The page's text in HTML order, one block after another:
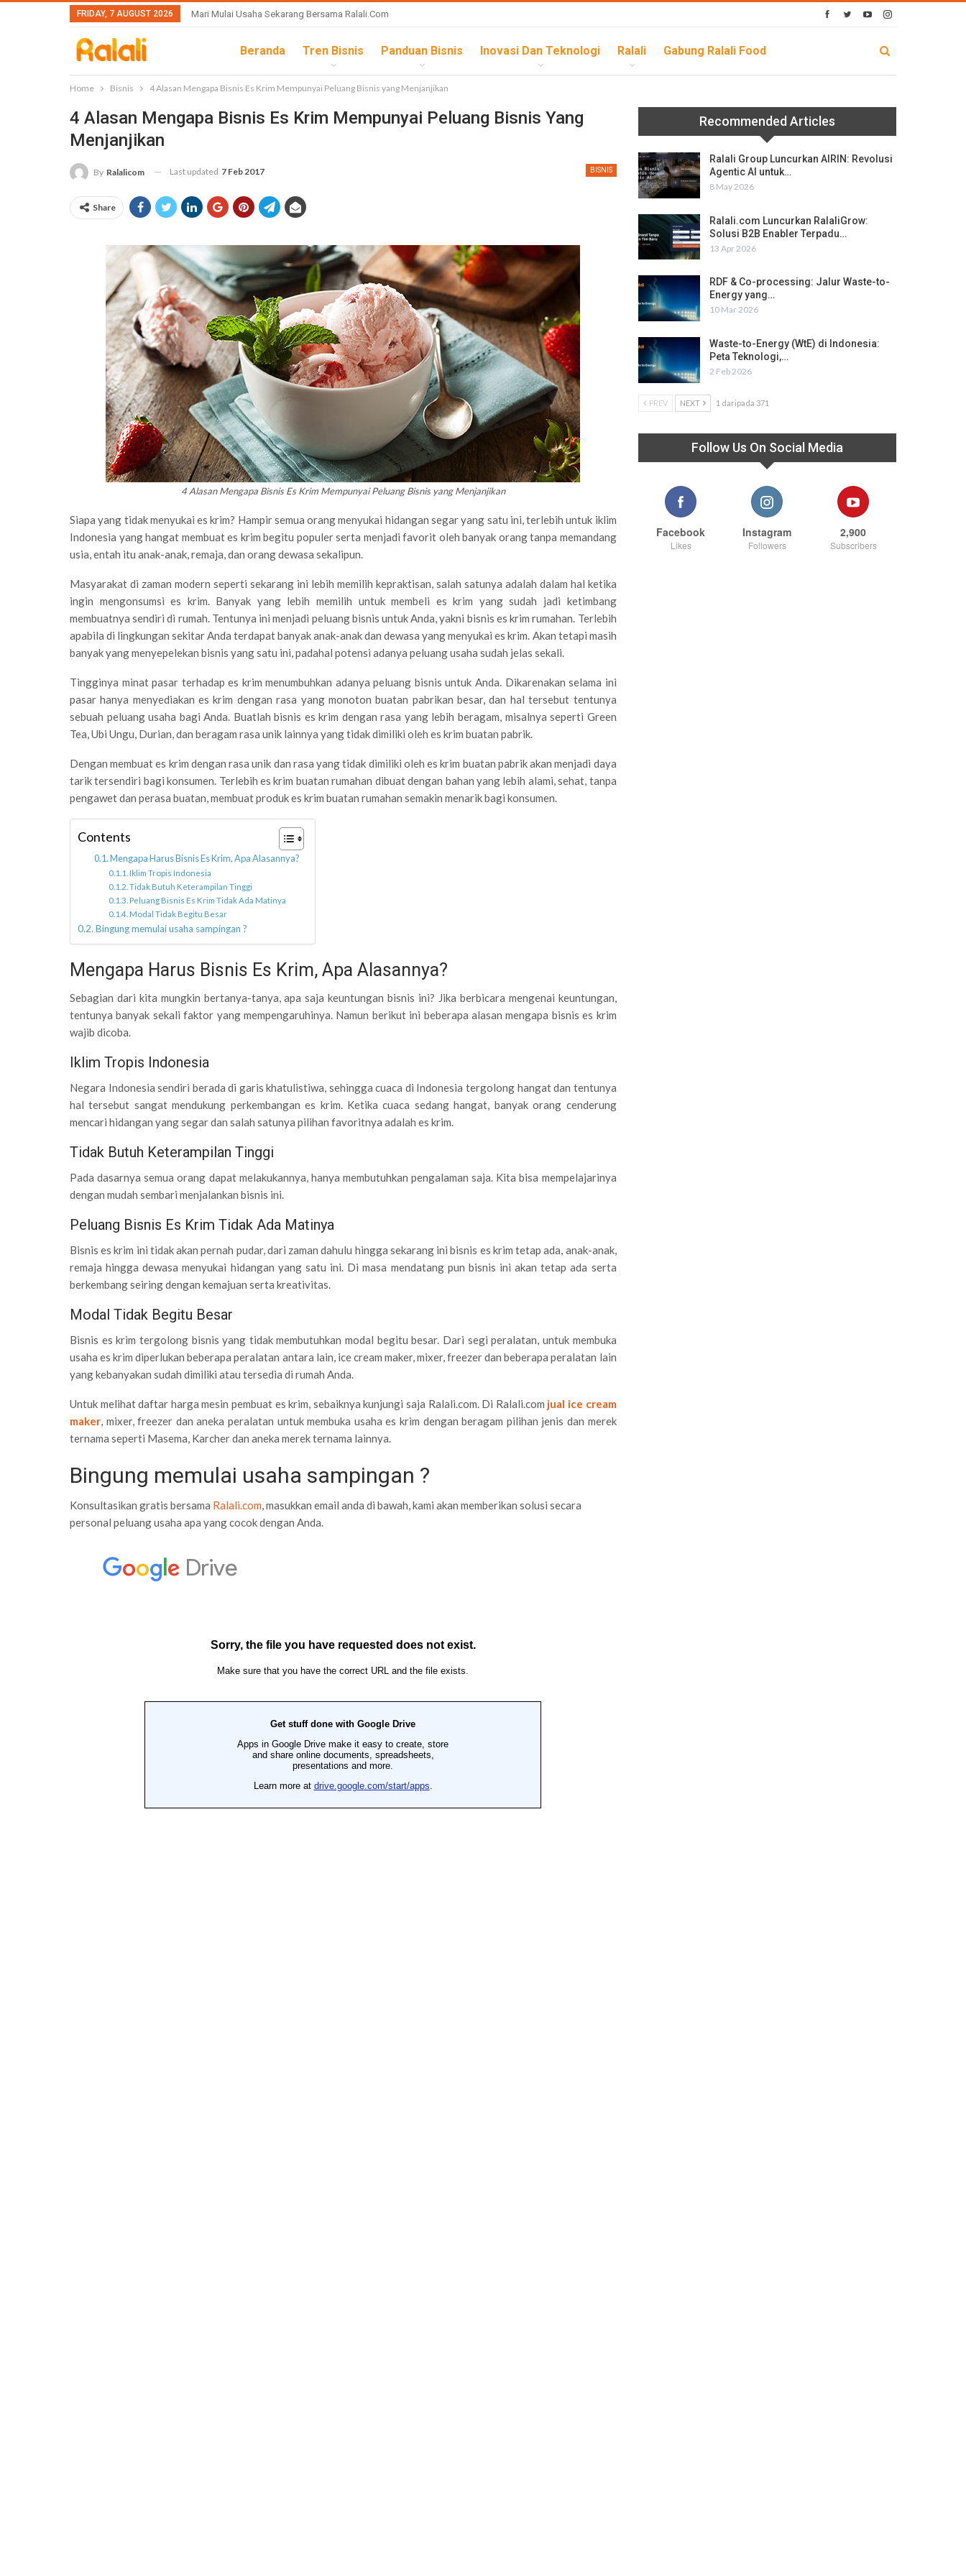
FRIDAY, 7 AUGUST 2026 Mari Mulai Usaha Sekarang Bersama Ralali.com
Beranda Tren Bisnis Panduan Bisnis Inovasi Dan Teknologi Ralali Gabung Ralali Food
Home Bisnis 4 Alasan Mengapa Bisnis Es Krim Mempunyai Peluang Bisnis yang Menjanjikan
4 Alasan Mengapa Bisnis Es Krim Mempunyai Peluang Bisnis Yang
Menjanjikan
BISNIS
By Ralalicom Last updated 7 Feb 2017
Share
4 Alasan Mengapa Bisnis Es Krim Mempunyai Peluang Bisnis yang Menjanjikan
Siapa yang tidak menyukai es krim? Hampir semua orang menyukai hidangan segar yang satu ini, terlebih untuk iklim
Indonesia yang hangat membuat es krim begitu populer serta menjadi favorit oleh banyak orang tanpa memandang
usia, entah itu anak-anak, remaja, dan orang dewasa sekalipun.
Masyarakat di zaman modern seperti sekarang ini lebih memilih kepraktisan, salah satunya adalah dalam hal ketika
ingin mengonsumsi es krim. Banyak yang lebih memilih untuk membeli es krim yang sudah jadi ketimbang
membuatnya sendiri di rumah. Tentunya ini menjadi peluang bisnis untuk Anda, yakni bisnis es krim rumahan. Terlebih
apabila di lingkungan sekitar Anda terdapat banyak anak-anak dan dewasa yang menyukai es krim. Akan tetapi masih
banyak yang menyepelekan bisnis yang satu ini, padahal potensi adanya peluang usaha sudah jelas sekali.
Tingginya minat pasar terhadap es krim menumbuhkan adanya peluang bisnis untuk Anda. Dikarenakan selama ini
pasar hanya menyediakan es krim dengan rasa yang monoton buatan pabrikan besar, dan hal tersebut tentunya
sebuah peluang usaha bagi Anda. Buatlah bisnis es krim dengan rasa yang lebih beragam, misalnya seperti Green
Tea, Ubi Ungu, Durian, dan beragam rasa unik lainnya yang tidak dimiliki oleh es krim buatan pabrik.
Dengan membuat es krim dengan rasa unik dan rasa yang tidak dimiliki oleh es krim buatan pabrik akan menjadi daya
tarik tersendiri bagi konsumen. Terlebih es krim buatan rumahan dibuat dengan bahan yang lebih alami, sehat, tanpa
pengawet dan perasa buatan, membuat produk es krim buatan rumahan semakin menarik bagi konsumen.
Contents
Mengapa Harus Bisnis Es Krim, Apa Alasannya?
Iklim Tropis Indonesia
Tidak Butuh Keterampilan Tinggi
Peluang Bisnis Es Krim Tidak Ada Matinya
Modal Tidak Begitu Besar
Bingung memulai usaha sampingan ?
Mengapa Harus Bisnis Es Krim, Apa Alasannya?
Sebagian dari kita mungkin bertanya-tanya, apa saja keuntungan bisnis ini? Jika berbicara mengenai keuntungan,
tentunya banyak sekali faktor yang mempengaruhinya. Namun berikut ini beberapa alasan mengapa bisnis es krim
wajib dicoba.
Iklim Tropis Indonesia
Negara Indonesia sendiri berada di garis khatulistiwa, sehingga cuaca di Indonesia tergolong hangat dan tentunya
hal tersebut sangat mendukung perkembangan es krim. Ketika cuaca sedang hangat, banyak orang cenderung
mencari hidangan yang segar dan salah satunya pilihan favoritnya adalah es krim.
Tidak Butuh Keterampilan Tinggi
Pada dasarnya semua orang dapat melakukannya, hanya membutuhkan pengalaman saja. Kita bisa mempelajarinya
dengan mudah sembari menjalankan bisnis ini.
Peluang Bisnis Es Krim Tidak Ada Matinya
Bisnis es krim ini tidak akan pernah pudar, dari zaman dahulu hingga sekarang ini bisnis es krim tetap ada, anak-anak,
remaja hingga dewasa menyukai hidangan yang satu ini. Di masa mendatang pun bisnis ini akan tetap ada serta
berkembang seiring dengan kemajuan serta kreativitas.
Modal Tidak Begitu Besar
Bisnis es krim tergolong bisnis yang tidak membutuhkan modal begitu besar. Dari segi peralatan, untuk membuka
usaha es krim diperlukan beberapa peralatan antara lain, ice cream maker, mixer, freezer dan beberapa peralatan lain
yang kebanyakan sudah dimiliki atau tersedia di rumah Anda.
Untuk melihat daftar harga mesin pembuat es krim, sebaiknya kunjungi saja Ralali.com. Di Ralali.com jual ice cream
maker, mixer, freezer dan aneka peralatan untuk membuka usaha es krim dengan beragam pilihan jenis dan merek
ternama seperti Masema, Karcher dan aneka merek ternama lainnya.
Bingung memulai usaha sampingan ?
Konsultasikan gratis bersama Ralali.com, masukkan email anda di bawah, kami akan memberikan solusi secara
personal peluang usaha apa yang cocok dengan Anda.
Recommended Articles
Ralali Group Luncurkan AIRIN: Revolusi
Agentic AI untuk…
8 May 2026
Ralali.com Luncurkan RalaliGrow:
Solusi B2B Enabler Terpadu…
13 Apr 2026
RDF & Co-processing: Jalur Waste-to-
Energy yang…
10 Mar 2026
Waste-to-Energy (WtE) di Indonesia:
Peta Teknologi,…
2 Feb 2026
PREV NEXT 1 daripada 371
Follow Us On Social Media
Facebook
Likes
Instagram
Followers
2,900
Subscribers